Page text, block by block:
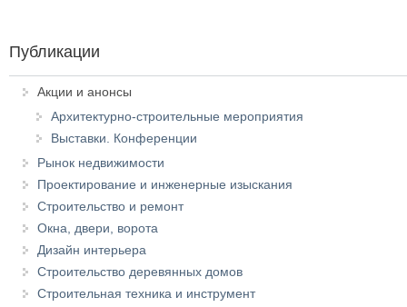
Публикации
Акции и анонсы
Архитектурно-строительные мероприятия
Выставки. Конференции
Рынок недвижимости
Проектирование и инженерные изыскания
Строительство и ремонт
Окна, двери, ворота
Дизайн интерьера
Строительство деревянных домов
Строительная техника и инструмент